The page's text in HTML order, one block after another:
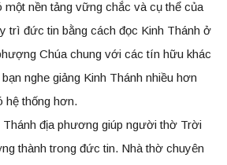
nền tảng vững chắc và cụ thể của
trì đức tin bằng cách đọc Kinh Thánh ở
Chúa chung với các tín hữu khác
nghe giảng Kinh Thánh nhiều hơn
hệ thống hơn.
Thánh địa phương giúp người thờ Trời
thành trong đức tin. Nhà thờ chuyên